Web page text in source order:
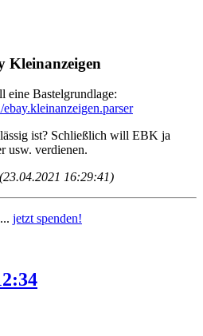
Kleinanzeigen
eine Bastelgrundlage:
ist? Schließlich will EBK ja
usw. verdienen.
16:29:41)
jetzt spenden!